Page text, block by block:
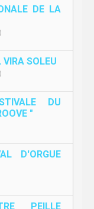
DE LA
SOLEU
DU
"
D'ORGUE
PEILLE